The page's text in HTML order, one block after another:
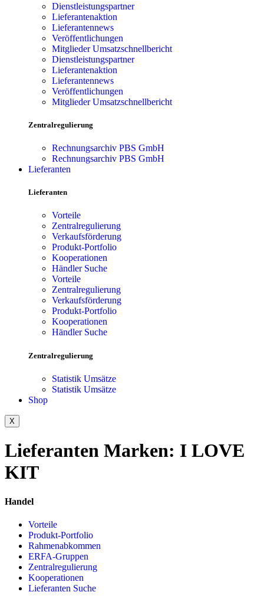
Dienstleistungspartner
Lieferantenaktion
Lieferantennews
Veröffentlichungen
Mitglieder Umsatzschnellbericht
Dienstleistungspartner
Lieferantenaktion
Lieferantennews
Veröffentlichungen
Mitglieder Umsatzschnellbericht
Zentralregulierung
Rechnungsarchiv PBS GmbH
Rechnungsarchiv PBS GmbH
Lieferanten
Lieferanten
Vorteile
Zentralregulierung
Verkaufsförderung
Produkt-Portfolio
Kooperationen
Händler Suche
Vorteile
Zentralregulierung
Verkaufsförderung
Produkt-Portfolio
Kooperationen
Händler Suche
Zentralregulierung
Statistik Umsätze
Statistik Umsätze
Shop
X
Lieferanten Marken: I LOVE
KIT
Handel
Vorteile
Produkt-Portfolio
Rahmenabkommen
ERFA-Gruppen
Zentralregulierung
Kooperationen
Lieferanten Suche